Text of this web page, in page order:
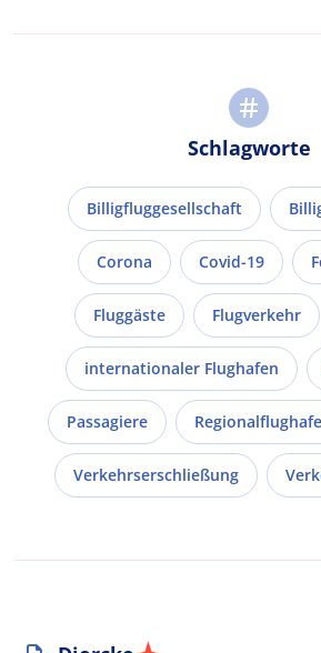
Schlagworte
Billigfluggesellschaft
Corona Covid-19
Fluggäste Flugverkehr
internationaler Flughafen
Passagiere
Verkehrserschließung